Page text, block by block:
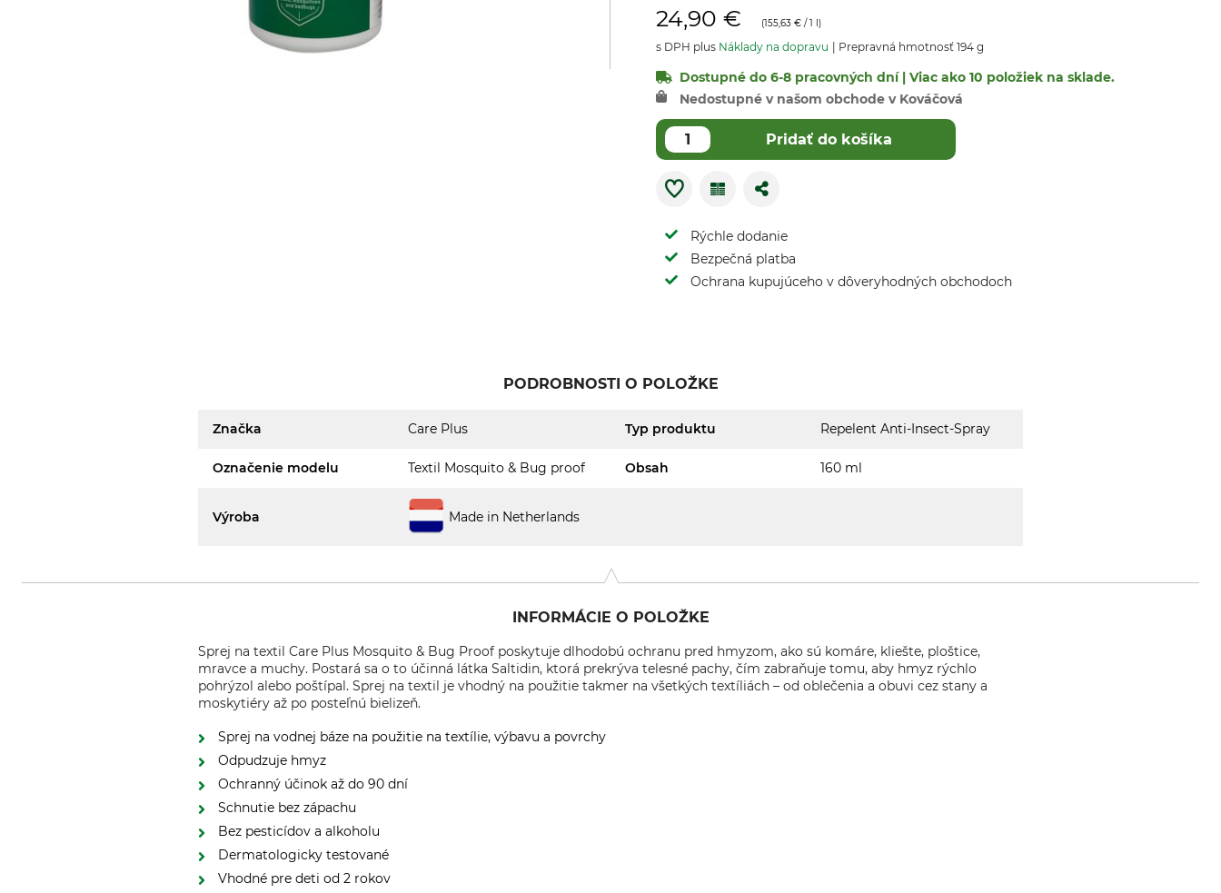
24,90 € (155,63 € / 1 l)
s DPH plus Náklady na dopravu Prepravná hmotnosť 194 g
Dostupné do 6-8 pracovných dní | Viac ako 10 položiek na sklade.
Nedostupné v našom obchode v Kováčová
Pridať do košíka
Rýchle dodanie
Bezpečná platba
Ochrana kupujúceho v dôveryhodných obchodoch
PODROBNOSTI O POLOŽKE
Značka Care Plus Typ produktu Repelent Anti-Insect-Spray
Označenie modelu Textil Mosquito & Bug proof Obsah 160 ml
Výroba Made in Netherlands
INFORMÁCIE O POLOŽKE
Sprej na textil Care Plus Mosquito & Bug Proof poskytuje dlhodobú ochranu pred hmyzom, ako sú komáre, kliešte, ploštice,
mravce a muchy. Postará sa o to účinná látka Saltidin, ktorá prekrýva telesné pachy, čím zabraňuje tomu, aby hmyz rýchlo
pohrýzol alebo poštípal. Sprej na textil je vhodný na použitie takmer na všetkých textíliách – od oblečenia a obuvi cez stany a
moskytiéry až po posteľnú bielizeň.
Sprej na vodnej báze na použitie na textílie, výbavu a povrchy
Odpudzuje hmyz
Ochranný účinok až do 90 dní
Schnutie bez zápachu
Bez pesticídov a alkoholu
Dermatologicky testované
Vhodné pre deti od 2 rokov